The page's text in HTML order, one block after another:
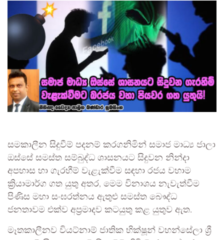
සමකාලීන සිදුවීම් පදනම් කරගනිමින් සමාජ මාධ්‍ය ජාලා
ඔස්සේ සමස්ත සම්බුද්ධ ශාසනයට සිදුවන නින්දා
අපහාස හා ගැරහීම් වැළැක්වීම සඳහා රජය වහාම
ක්‍රියාමාර්ග ගත යුතු අතර, මෙම විනාශය නැවැත්වීම
පිණිස මහා සංඝරත්නය ඇතුළු සමස්ත බෞද්ධ
ජනතාවම එක්ව අප්‍රමාදව කටයුතු කළ යුතුව ඇත.
මෑතකාලීනව වියට්නාම් ජාතික භික්ෂූන් වහන්සේලා ශ්‍රී